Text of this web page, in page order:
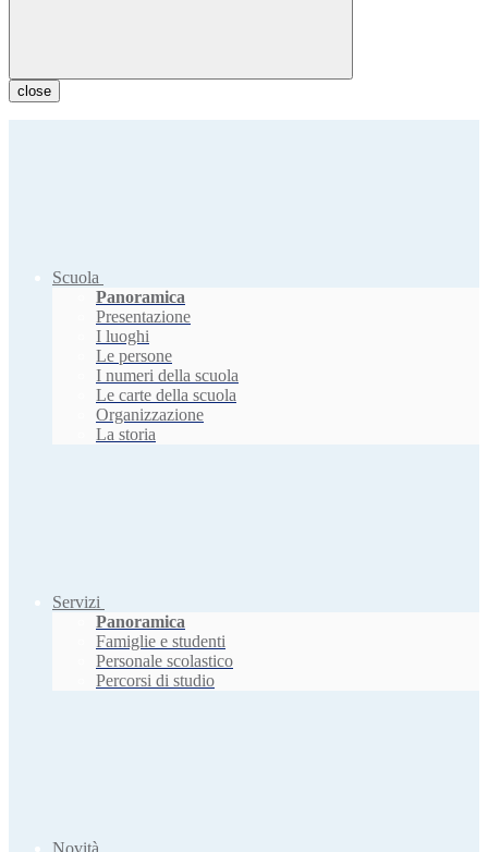
close
Scuola
Panoramica
Presentazione
I luoghi
Le persone
I numeri della scuola
Le carte della scuola
Organizzazione
La storia
Servizi
Panoramica
Famiglie e studenti
Personale scolastico
Percorsi di studio